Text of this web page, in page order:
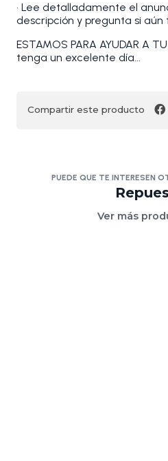
• Lee detalladamente el
descripción y pregunta si aún
ESTAMOS PARA AYUDAR A
tenga un excelente día...
Compartir este producto
PUEDE QUE TE INTERESEN
Ver más